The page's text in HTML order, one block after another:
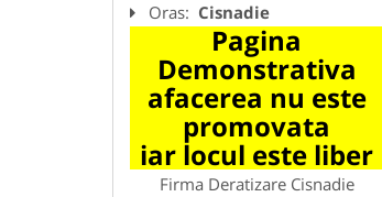
Oras: Cisnadie
Pagina
Demonstrativa
afacerea nu este
promovata
iar locul este liber
Firma Deratizare Cisnadie